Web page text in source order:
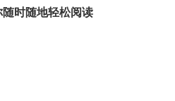
时随地轻松阅读